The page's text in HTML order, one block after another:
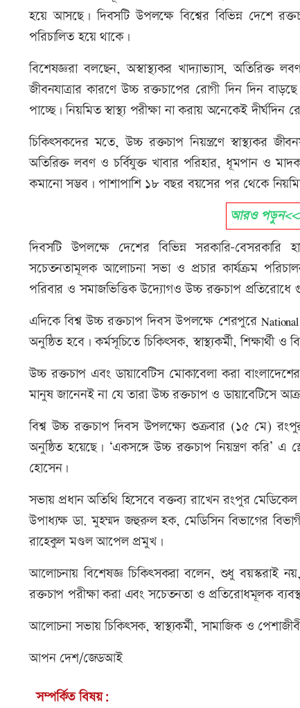
হয়ে আসছে। দিবসটি উপলক্ষে বিশ্বের বিভিন্ন দেশে
পরিচালিত হয়ে থাকে।
বিশেষজ্ঞরা বলছেন, অস্বাস্থ্যকর খাদ্যাভ্যাস, অতিরিক্ত
জীবনযাত্রার কারণে উচ্চ রক্তচাপের রোগী দিন দিন
পাচ্ছে। নিয়মিত স্বাস্থ্য পরীক্ষা না করায় অনেকেই
চিকিৎসকদের মতে, উচ্চ রক্তচাপ নিয়ন্ত্রণে স্বাস্থ্যকর
অতিরিক্ত লবণ ও চর্বিযুক্ত খাবার পরিহার, ধূমপান ও
কমানো সম্ভব। পাশাপাশি ১৮ বছর বয়সের পর থেকে
আরও
দিবসটি উপলক্ষে দেশের বিভিন্ন সরকারি-বেসরকারি
সচেতনতামূলক আলোচনা সভা ও প্রচার কার্যক্রম
পরিবার ও সমাজভিত্তিক উদ্যোগও উচ্চ রক্তচাপ প্রতিরোধে
এদিকে বিশ্ব উচ্চ রক্তচাপ দিবস উপলক্ষে শেরপুরে
অনুষ্ঠিত হবে। কর্মসূচিতে চিকিৎসক, স্বাস্থ্যকর্মী, শিক্ষার্থী
উচ্চ রক্তচাপ এবং ডায়াবেটিস মোকাবেলা করা
মানুষ জানেনই না যে তারা উচ্চ রক্তচাপ ও ডায়াবেটিসে
বিশ্ব উচ্চ রক্তচাপ দিবস উপলক্ষ্যে শুক্রবার (১৫ মে)
অনুষ্ঠিত হয়েছে। ‘একসঙ্গে উচ্চ রক্তচাপ নিয়ন্ত্রণ করি’ এ
হোসেন।
সভায় প্রধান অতিথি হিসেবে বক্তব্য রাখেন রংপুর
উপাধ্যক্ষ ডা. মুহম্মদ জহুরুল হক, মেডিসিন বিভাগের
রাহেকুল মণ্ডল আপেল প্রমুখ।
আলোচনায় বিশেষজ্ঞ চিকিৎসকরা বলেন, শুধু বয়স্করাই
রক্তচাপ পরীক্ষা করা এবং সচেতনতা ও প্রতিরোধমূলক
আলোচনা সভায় চিকিৎসক, স্বাস্থ্যকর্মী, সামাজিক ও
আপন দেশ/জেডআই
সম্পর্কিত বিষয়: